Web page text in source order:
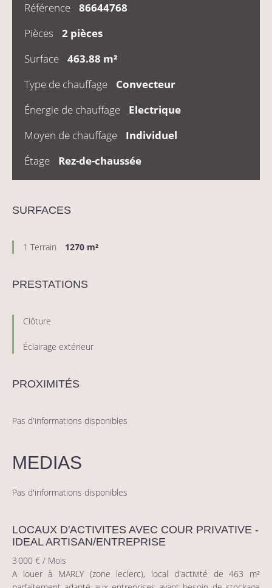
Référence
86644768
Pièces
2 pièces
Surface
463.88 m²
Type de chauffage
Convecteur
Énergie de chauffage
Electrique
Moyen de chauffage
Individuel
Étage
Rez-de-chaussée
SURFACES
1 Terrain 1270 m²
PRESTATIONS
Clôture
Éclairage extérieur
PROXIMITÉS
Pas d'informations disponibles
MEDIAS
Pas d'informations disponibles
LOCAUX D'ACTIVITES AVEC COUR PRIVATIVE -
IDEAL ARTISAN/ENTREPRISE
3 000 € / Mois
A louer à MARLY (zone leclerc), local d'activité de 463 m²